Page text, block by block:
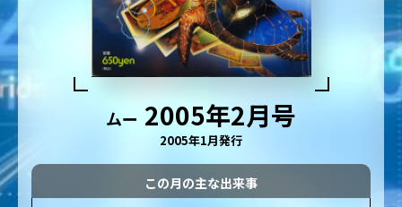
ムー 2005年2月号
2005年1月発行
この月の主な出来事